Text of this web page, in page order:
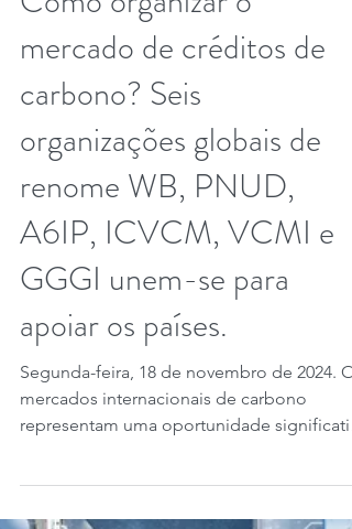
17 de nov. de 2024 2 min de leitura
Como organizar o
mercado de créditos de
carbono? Seis
organizações globais de
renome WB, PNUD,
A6IP, ICVCM, VCMI e
GGGI unem-se para
apoiar os países.